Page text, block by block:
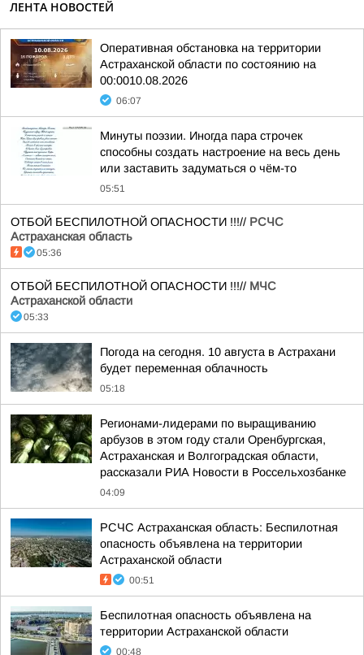
ЛЕНТА НОВОСТЕЙ
Оперативная обстановка на территории
Астраханской области по состоянию на
00:0010.08.2026
06:07
Минуты поэзии. Иногда пара строчек
способны создать настроение на весь день
или заставить задуматься о чём-то
05:51
ОТБОЙ БЕСПИЛОТНОЙ ОПАСНОСТИ !!!// РСЧС
Астраханская область
05:36
ОТБОЙ БЕСПИЛОТНОЙ ОПАСНОСТИ !!!// МЧС
Астраханской области
05:33
Погода на сегодня. 10 августа в Астрахани
будет переменная облачность
05:18
Регионами-лидерами по выращиванию
арбузов в этом году стали Оренбургская,
Астраханская и Волгоградская области,
рассказали РИА Новости в Россельхозбанке
04:09
РСЧС Астраханская область: Беспилотная
опасность объявлена на территории
Астраханской области
00:51
Беспилотная опасность объявлена на
территории Астраханской области
00:48